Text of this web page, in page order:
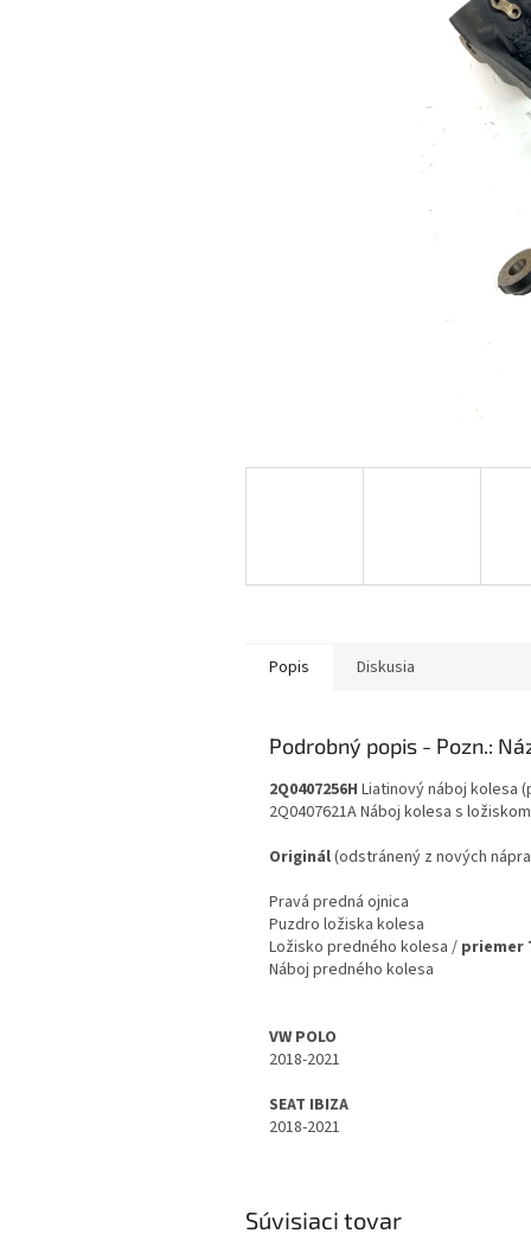
Popis Diskusia
Podrobný popis
2Q0407256H Liatinový náboj kolesa
2Q0407621A Náboj kolesa s
Originál(odstránený z nových
Pravá predná ojnica
Puzdro ložiska kolesa
Ložisko predného kolesa / priemer
Náboj predného kolesa
VW POLO
2018-2021
SEAT IBIZA
2018-2021
Súvisiaci tovar